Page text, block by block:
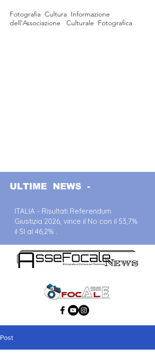
Fotografia Cultura Informazione
dell'Associazione Culturale Fotografica
ULTIME NEWS -
ITALIA - Risultati Referendum
Giustizia 2026, vince il No con il 53,7%
il SI al 46,2% .
Post